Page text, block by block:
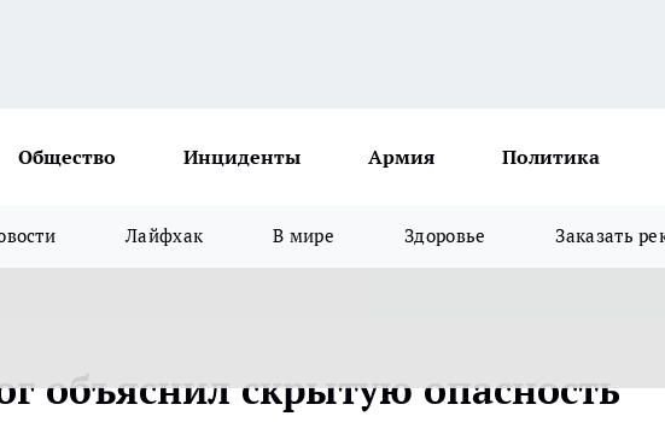
Общество Инциденты Армия Политика
Лайфхак В мире Здоровье Заказать
объяснил скрытую опасность